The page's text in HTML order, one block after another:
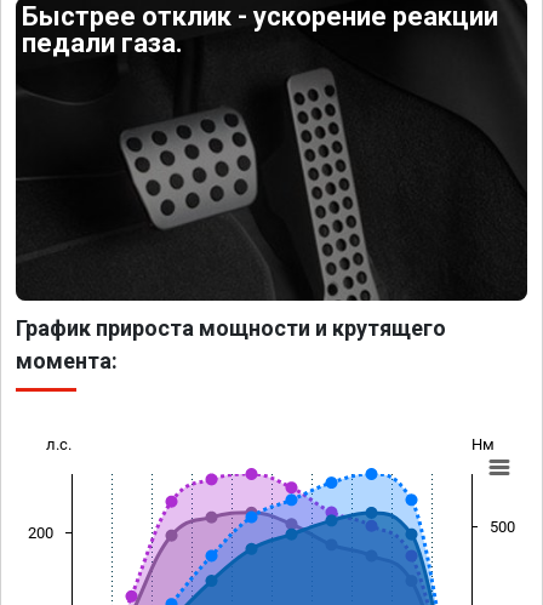
Быстрее отклик - ускорение реакции
педали газа.
График прироста мощности и крутящего
момента:
л.с. Нм
200 500